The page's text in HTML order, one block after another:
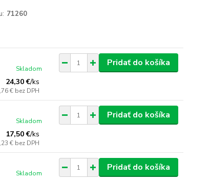
71260
24,30 €/ks
€ bez DPH
Skladom
Pridať do košíka
17,50 €/ks
€ bez DPH
Skladom
Pridať do košíka
Skladom
Pridať do košíka